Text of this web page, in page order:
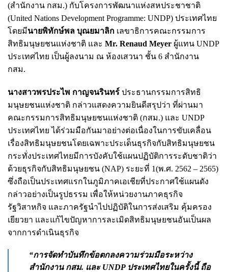
(สำนักงาน กสม.) กับโครงการพัฒนาแห่งสหประชาชาติ
(United Nations Development Programme: UNDP) ประเทศไทย
โดยมีนายพิทักษ์พล บุณยมาลิก เลขาธิการคณะกรรมการ
สิทธิมนุษยชนแห่งชาติ และ Mr. Renaud Meyer ผู้แทน UNDP
ประเทศไทย เป็นผู้ลงนาม ณ ห้องเสวนา ชั้น 6 สำนักงาน
กสม.
นางสาวพรประไพ กาญจนรินทร์ ประธานกรรมการสิทธิ
มนุษยชนแห่งชาติ กล่าวแสดงความยินดีสรุปว่า ที่ผ่านมา
คณะกรรมการสิทธิมนุษยชนแห่งชาติ (กสม.) และ UNDP
ประเทศไทย ได้ร่วมมือกันมาอย่างต่อเนื่องในการขับเคลื่อน
เรื่องสิทธิมนุษยชนโดยเฉพาะประเด็นธุรกิจกับสิทธิมนุษยชน
กระทั่งประเทศไทยมีการบังคับใช้แผนปฏิบัติการระดับชาติว่า
ด้วยธุรกิจกับสิทธิมนุษยชน (NAP) ระยะที่ 1(พ.ศ. 2562 – 2565)
ซึ่งถือเป็นประเทศแรกในภูมิภาคเอเชียที่ประกาศใช้แผนดัง
กล่าวอย่างเป็นรูปธรรม เพื่อให้หน่วยงานภาคธุรกิจ
รัฐวิสาหกิจ และภาครัฐนำไปปฏิบัติในการส่งเสริม คุ้มครอง
เยียวยา และแก้ไขปัญหาการละเมิดสิทธิมนุษยชนอันเป็นผล
จากการดำเนินธุรกิจ
“การจัดทำบันทึกข้อตกลงความร่วมมือระหว่าง
สำนักงาน กสม. และ UNDP ประเทศไทยในครั้งนี้ ถือ